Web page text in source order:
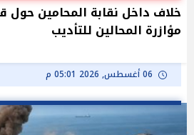
خلاف داخل نقابة المحامين حول
مؤازرة المحالين للتأديب
06 أغسطس, 2026 05:01 م